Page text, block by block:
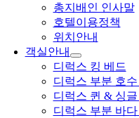
총지배인 인사말
호텔이용정책
위치안내
객실안내
디럭스 킹 베드
디럭스 부분 호
디럭스 퀸 & 싱
디럭스 부분 바